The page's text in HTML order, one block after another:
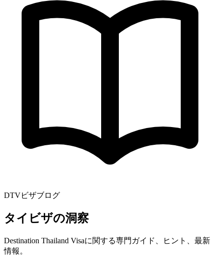
DTVビザブログ
タイビザの洞察
Destination Thailand Visaに関する専門ガイド、ヒント、最新
情報。